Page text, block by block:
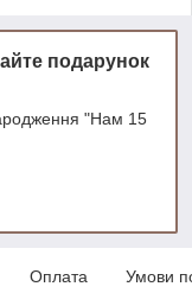
подарунок
"Нам 15
Оплата Умови